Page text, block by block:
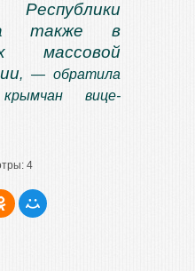
Республики
также в
массовой
, — обратила
вице-
4